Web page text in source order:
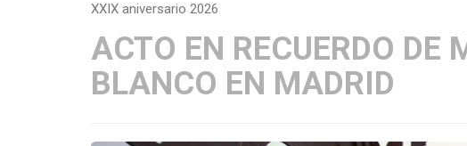
XXIX aniversario 2026
ACTO EN RECUERDO DE
BLANCO EN MADRID